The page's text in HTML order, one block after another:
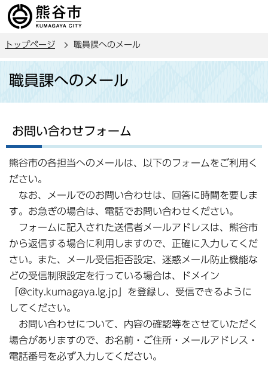
の
トップページ 職員課へのメール
ら
職員課へのメール
お問い合わせフォーム
熊谷市の各担当へのメールは、以下のフォームをご利用く
ださい。
なお、メールでのお問い合わせは、回答に時間を要しま
す。お急ぎの場合は、電話でお問い合わせください。
フォームに記入された送信者メールアドレスは、熊谷市
から返信する場合に利用しますので、正確に入力してくだ
さい。また、メール受信拒否設定、迷惑メール防止機能な
どの受信制限設定を行っている場合は、ドメイン
「@city.kumagaya.lg.jp」を登録し、受信できるように
してください。
お問い合わせについて、内容の確認等をさせていただく
場合がありますので、お名前・ご住所・メールアドレス・
電話番号を必ず入力してください。